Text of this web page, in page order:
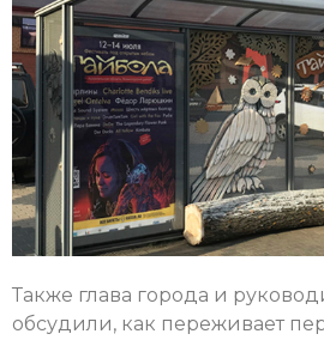
Также глава города и
обсудили, как переживает